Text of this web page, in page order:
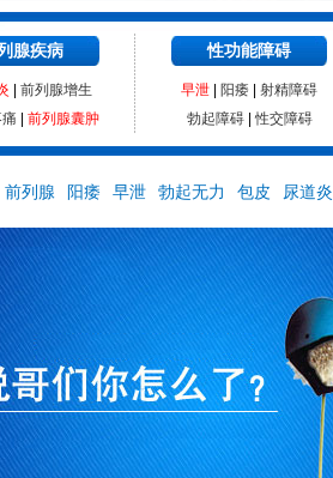
腺疾病
前列腺增生
前列腺囊肿
性功能障碍
早泄 阳痿
射精障碍
勃起障碍|性交障碍
前列腺 阳痿 早泄 勃起无力 包皮 尿道炎